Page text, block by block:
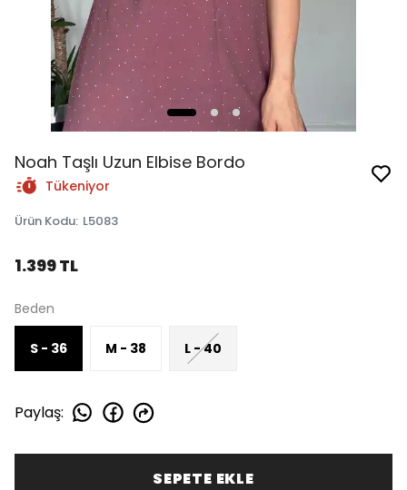
Noah Taşlı Uzun Elbise Bordo
Tükeniyor
Ürün Kodu: L5083
1.399 TL
Beden
S - 36 M - 38 L - 40
Paylaş:
SEPETE EKLE